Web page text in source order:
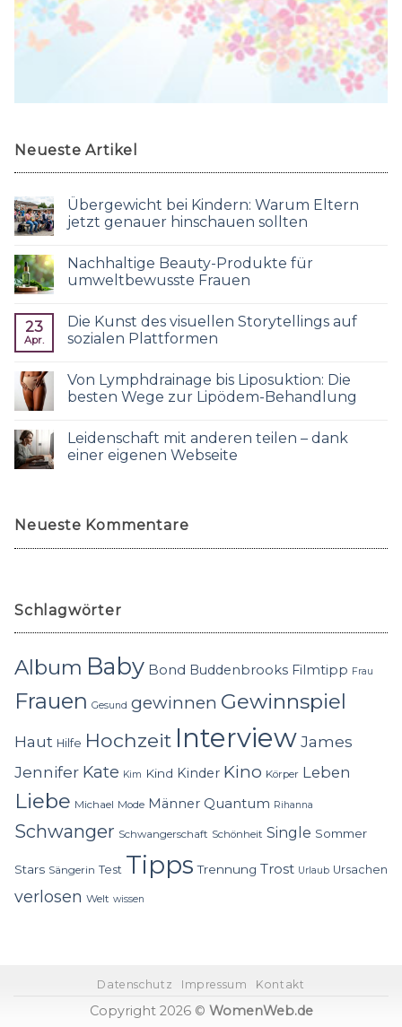
Neueste Artikel
Übergewicht bei Kindern: Warum Eltern
jetzt genauer hinschauen sollten
Nachhaltige Beauty-Produkte für
umweltbewusste Frauen
23
Apr.
Die Kunst des visuellen Storytellings auf
sozialen Plattformen
Von Lymphdrainage bis Liposuktion: Die
besten Wege zur Lipödem-Behandlung
Leidenschaft mit anderen teilen – dank
einer eigenen Webseite
Neueste Kommentare
Schlagwörter
Album Baby Bond Buddenbrooks Filmtipp Frau
Frauen Gesund gewinnen Gewinnspiel
Haut Hilfe Hochzeit InterviewJames
Jennifer Kate Kim Kind Kinder Kino Körper Leben
Liebe Michael Mode Männer Quantum Rihanna
Schwanger Schwangerschaft Schönheit Single Sommer
Stars Sängerin Test Tipps Trennung Trost Urlaub Ursachen
verlosen Welt wissen
Datenschutz Impressum Kontakt
Copyright 2026 © WomenWeb.de